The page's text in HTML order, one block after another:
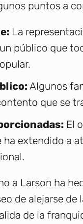
puntos a
La
público que
Algunos
que se
El
ha extendido a
a Larson ha
de alejarse
de la